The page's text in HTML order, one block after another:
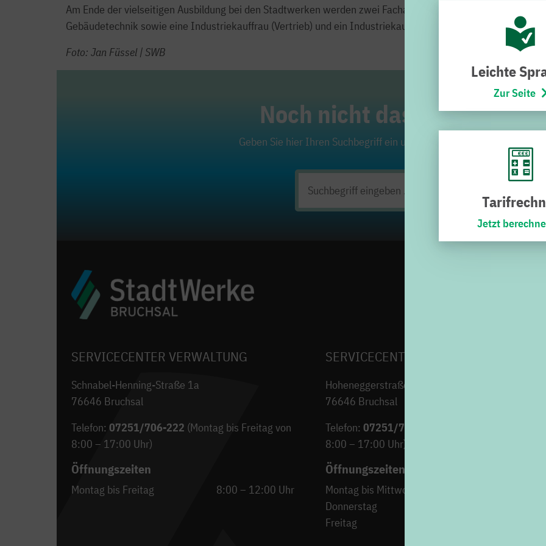
Am Ende der vielseitigen Ausbildung bei den Stadtwerken werden zwei Fachangestellte für Bäderbetriebe,
Gebäudetechnik sowie eine Industriekauffrau (Vertrieb) und ein Industriekaufmann (Planung) fit für ihren
Foto: Jan Füssel | SWB
Noch nicht das Richtige
Geben Sie hier Ihren Suchbegriff ein und klicken Sie auf die Lupe. Viel
Suchen
nach:
SERVICECENTER VERWALTUNG
Schnabel-Henning-Straße 1a
76646 Bruchsal
Telefon:07251/706-222 (Montag bis Freitag von
8:00 – 17:00 Uhr)
Öffnungszeiten
Montag bis Freitag 8:00 – 12:00 Uhr
SERVICECENTER H7
Hoheneggerstraße 7
76646 Bruchsal
Telefon:07251/706-222
8:00 – 17:00 Uhr)
Öffnungszeiten
Montag bis Mittwoch
Donnerstag
Freitag
Leichte
Zur Seite
Jetzt